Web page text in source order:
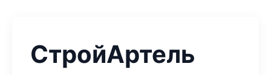
СтройАртель